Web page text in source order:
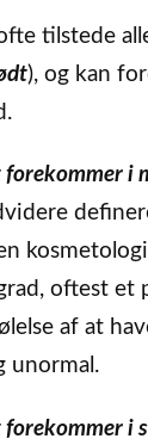
tilstede
), og kan
i
oftest et
af at
unormal.
i